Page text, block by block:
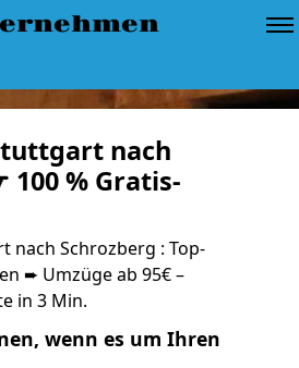
nach
100 % Gratis-
nach Schrozberg : Top-
➨ Umzüge ab 95€ –
in 3 Min.
wenn es um Ihren